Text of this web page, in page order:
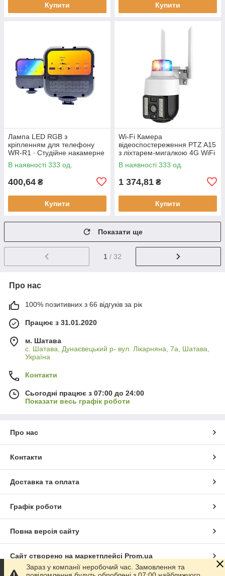
Купити Купити
Лампа LED RGB з
кріпленням для телефону
WR-R1 ∙ Студійне накамерне
світло 3000-7000K
В наявності 333 од.
400,64 ₴
Купити
Wi-Fi Камера
відеоспостереження PTZ A15
з ліхтарем-мигалкою 4G WiFi
Вулична відеокамера з
керуванням від телефону,
В наявності 333 од.
1 374,81 ₴
Купити
Показати ще
1 / 32
Про нас
100% позитивних з 66 відгуків за рік
Працює з 31.01.2020
м. Шатава
с. Шатава, Дунаєвецький р- вул. Лікарняна, 7а, Шатава,
Україна
Контакти
Сьогодні працює з 07:00 до 24:00
Показати весь графік роботи
Про нас
Контакти
Доставка та оплата
Графік роботи
Повна версія сайту
Сайт створено на маркетплейсі Prom.ua
Зараз у компанії неробочий час. Замовлення та